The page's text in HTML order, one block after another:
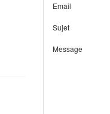
Email
Sujet
Message